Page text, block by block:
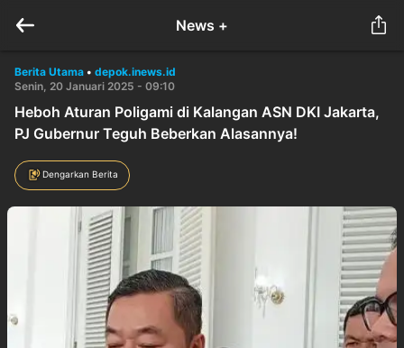
News +
Berita Utama • depok.inews.id
Senin, 20 Januari 2025 - 09:10
Heboh Aturan Poligami di Kalangan ASN DKI Jakarta,
PJ Gubernur Teguh Beberkan Alasannya!
Dengarkan Berita